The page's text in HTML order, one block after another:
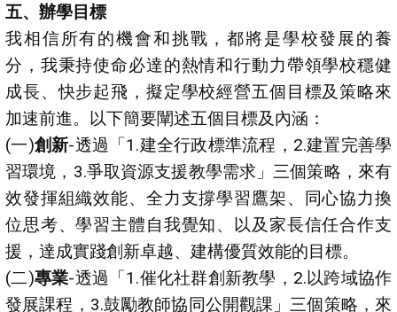
五、 辦學目標
我相信所有的機會和挑戰，都將是學校發展的養
分，我秉持使命必達的熱情和行動力帶領學校穩健
成長、快步起飛，擬定學校經營五個目標及策略來
加速前進。以下簡要闡述五個目標及內涵：
(一)創新-透過「1.建全行政標準流程，2.建置完善學
習環境，3.爭取資源支援教學需求」三個策略，來有
效發揮組織效能、全力支撐學習鷹架、同心協力換
位思考、學習主體自我覺知、以及家長信任合作支
援，達成實踐創新卓越、建構優質效能的目標。
(二)專業-透過「1.催化社群創新教學，2.以跨域協作
發展課程，3.鼓勵教師協同公開觀課」三個策略，來